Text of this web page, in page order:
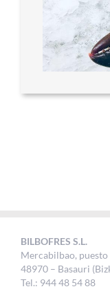
BILBOFRES S.L.
Mercabilbao, puesto
48970 – Basauri
Tel.: 944 48 54 88